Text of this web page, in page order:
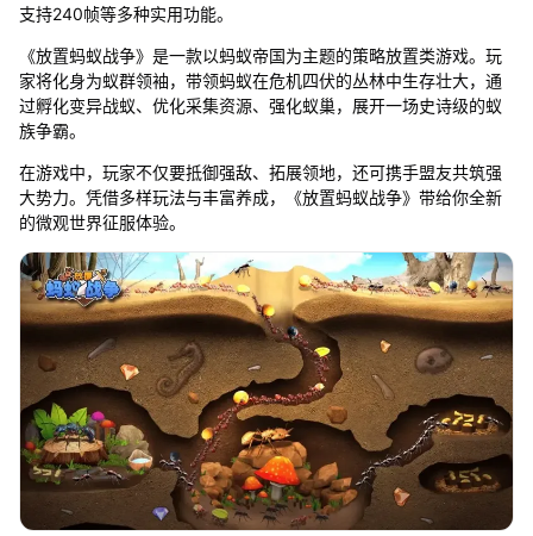
支持240帧等多种实用功能。
《放置蚂蚁战争》是一款以蚂蚁帝国为主题的策略放置类游戏。玩
家将化身为蚁群领袖，带领蚂蚁在危机四伏的丛林中生存壮大，通
过孵化变异战蚁、优化采集资源、强化蚁巢，展开一场史诗级的蚁
族争霸。
在游戏中，玩家不仅要抵御强敌、拓展领地，还可携手盟友共筑强
大势力。凭借多样玩法与丰富养成，《放置蚂蚁战争》带给你全新
的微观世界征服体验。